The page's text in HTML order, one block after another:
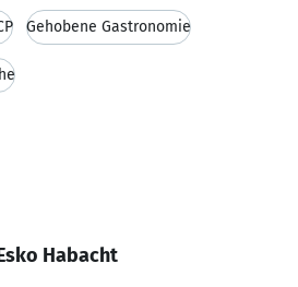
Gehobene Gastronomie
Habacht